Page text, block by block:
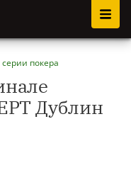
покера
Дублин